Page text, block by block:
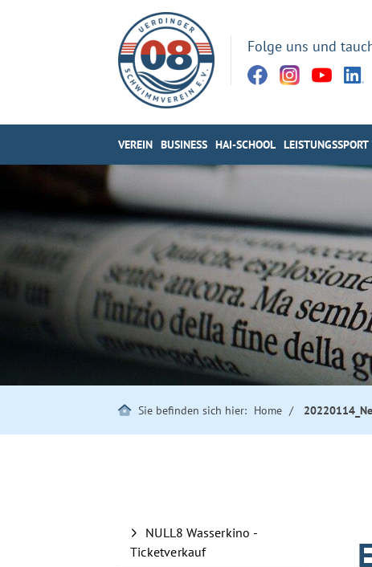
Folge uns und
VEREIN BUSINESS HAI-SCHOOL LEISTUNGSSPORT
Sie befinden sich hier: Home
NULL8 Wasserkino -
Ticketverkauf